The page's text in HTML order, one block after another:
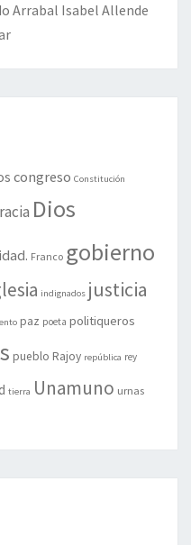
Arrabal Isabel Allende
congreso Constitución
Dios
Franco gobierno
indignados justicia
paz poeta politiqueros
pueblo Rajoy república rey
tierra Unamuno urnas